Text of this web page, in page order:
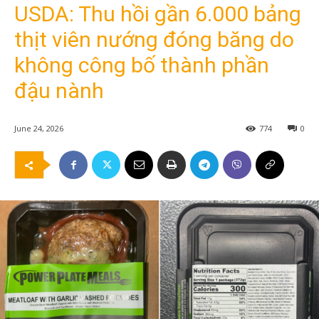
USDA: Thu hồi gần 6.000 bảng
thịt viên nướng đóng băng do
không công bố thành phần
đậu nành
June 24, 2026 0
774